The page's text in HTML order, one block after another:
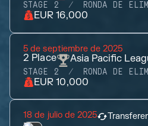
STAGE 2 RONDA DE
EUR 16,000
5 de septiembre de 2025
2 Place Asia Pacific
STAGE 2 RONDA DE
EUR 10,000
18 de julio de 2025